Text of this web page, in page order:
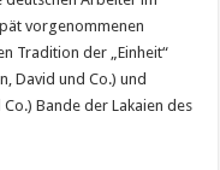
vorgenommenen
Tradition der „Einheit“
David und Co.) und
Bande der Lakaien des